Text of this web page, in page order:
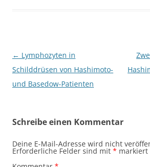
Beitragsnavigation
← Lymphozyten in
Schilddrüsen von Hashimoto-
und Basedow-Patienten
Schreibe einen Kommentar
Deine E-Mail-Adresse wird nicht
Erforderliche Felder sind mit * markiert